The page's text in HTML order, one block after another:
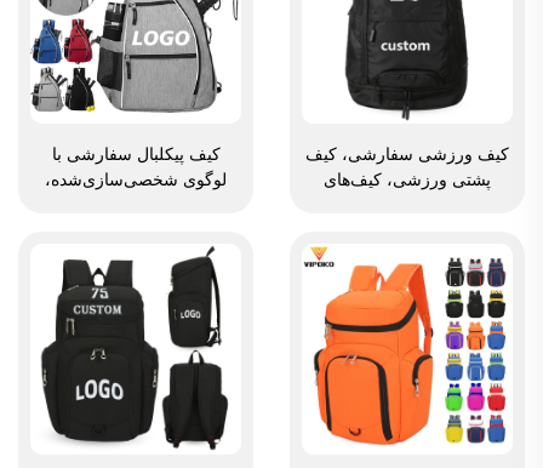
کیف ورزشی سفارشی، کیف
پشتی ورزشی، کیف‌های
بسکتبال، فوتبال و فوتسال،
کیف تنیس و بسکتبال
کیف پیکلبال سفارشی با
لوگوی شخصی‌سازی‌شده،
کیف پیکلبال باکیفیت بالا، کیف
پشتی راکت تنیس